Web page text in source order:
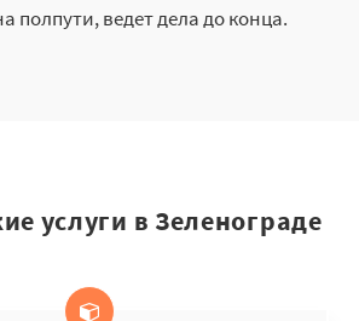
полпути, ведет дела до конца.
услуги в Зеленограде